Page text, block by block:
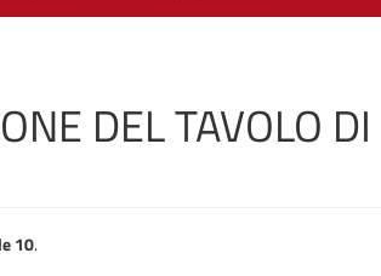
DEL TAVOLO DI
10.